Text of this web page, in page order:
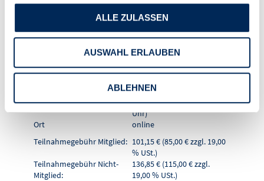
ALLE ZULASSEN
AUSWAHL ERLAUBEN
ABLEHNEN
"Crashkurs WEG-
Verwalter - Teil 3"
Seminarnummer
26021
Walburga Egle
Datum (Zeitraum)
03.09.2026 (10:00 - 11:30
Uhr)
Ort
online
Teilnahmegebühr Mitglied: 101,15 € (85,00 € zzgl. 19,00
% USt.)
Teilnahmegebühr Nicht-
Mitglied:
136,85 € (115,00 € zzgl.
19,00 % USt.)